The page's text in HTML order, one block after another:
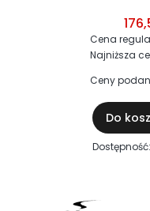
Cena
Najniższa
Ceny
Do
Dostępność: